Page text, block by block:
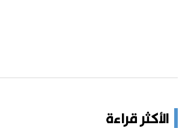
الأكثر قراءة